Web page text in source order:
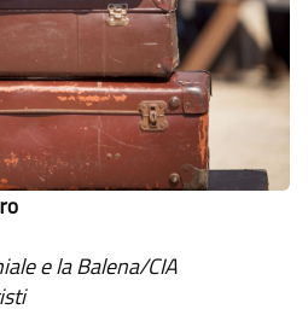
e la Balena/CIA